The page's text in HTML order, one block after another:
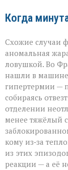
Когда
Схожие случаи
аномальная
ловушкой. Во
нашли в машине
гипертермии —
собираясь
отделении
менее тяжёлый
кому из‑за
из этих
реакции — а её